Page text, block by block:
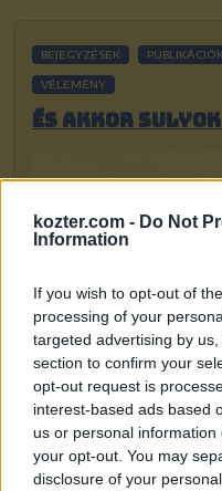
kozter.com - Do Not
Information
If you wish to opt-out of
processing of your
targeted advertising by
section to confirm your
opt-out request is
interest-based ads based
us or personal
your opt-out. You may
disclosure of your
BEJEGYZÉSEK PUBLIKÁCIÓK
VÉLEMÉNY
És akkor
Sulyok Tamás aláírta